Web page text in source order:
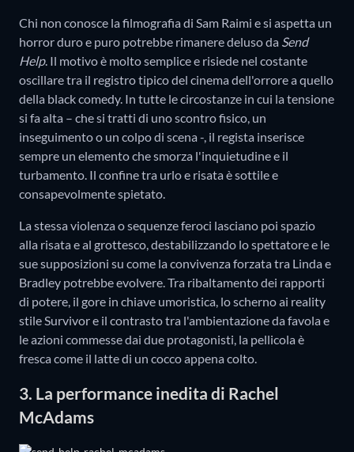
Chi non conosce la filmografia di Sam Raimi e si aspetta un
horror duro e puro potrebbe rimanere deluso da Send
Help. Il motivo è molto semplice e risiede nel costante
oscillare tra il registro tipico del cinema dell'orrore a quello
della black comedy. In tutte le circostanze in cui la tensione
si fa alta – che si tratti di uno scontro fisico, un
inseguimento o un colpo di scena -, il regista inserisce
sempre un elemento che smorza l'inquietudine e il
turbamento. Il confine tra urlo e risata è sottile e
consapevolmente spietato.
La stessa violenza o sequenze feroci lasciano poi spazio
alla risata e al grottesco, destabilizzando lo spettatore e le
sue supposizioni su come la convivenza forzata tra Linda e
Bradley potrebbe evolvere. Tra ribaltamento dei rapporti
di potere, il gore in chiave umoristica, lo scherno ai reality
stile Survivor e il contrasto tra l'ambientazione da favola e
le azioni commesse dai due protagonisti, la pellicola è
fresca come il latte di un cocco appena colto.
3. La performance inedita di Rachel
McAdams